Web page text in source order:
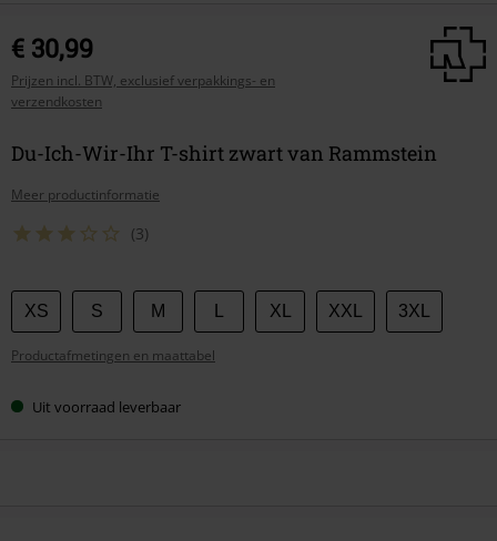
€ 30,99
Prijzen incl. BTW, exclusief verpakkings- en
verzendkosten
Du-Ich-Wir-Ihr T-shirt zwart van Rammstein
Meer productinformatie
(3)
Kies
je
maat
XS S M XL XXL 3XL
Productafmetingen en maattabel
Uit voorraad leverbaar